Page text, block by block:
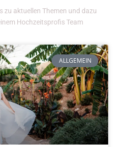
zu aktuellen Themen und dazu
Hochzeitsprofis Team
ALLGEMEIN